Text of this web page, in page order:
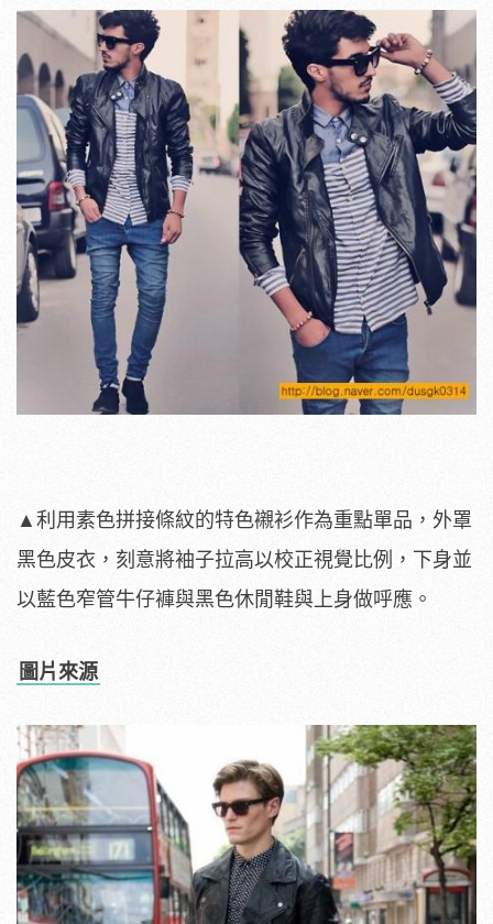
▲利用素色拼接條紋的特色襯衫作為重點單品，外罩
黑色皮衣，刻意將袖子拉高以校正視覺比例，下身並
以藍色窄管牛仔褲與黑色休閒鞋與上身做呼應。
圖片來源